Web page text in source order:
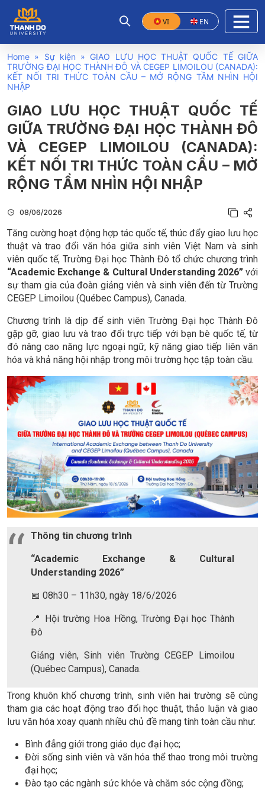
VI EN
Home » Sự kiện »GIAO LƯU HỌC THUẬT QUỐC TẾ GIỮA
TRƯỜNG ĐẠI HỌC THÀNH ĐÔ VÀ CEGEP LIMOILOU (CANADA):
KẾT NỐI TRI THỨC TOÀN CẦU – MỞ RỘNG TẦM NHÌN HỘI
NHẬP
GIAO LƯU HỌC THUẬT QUỐC TẾ
GIỮA TRƯỜNG ĐẠI HỌC THÀNH ĐÔ
VÀ CEGEP LIMOILOU (CANADA):
KẾT NỐI TRI THỨC TOÀN CẦU – MỞ
RỘNG TẦM NHÌN HỘI NHẬP
08/06/2026
Tăng cường hoạt động hợp tác quốc tế, thúc đẩy giao lưu học
thuật và trao đổi văn hóa giữa sinh viên Việt Nam và sinh
viên quốc tế, Trường Đại học Thành Đô tổ chức chương trình
“Academic Exchange & Cultural Understanding 2026”với
sự tham gia của đoàn giảng viên và sinh viên đến từ Trường
CEGEP Limoilou (Québec Campus), Canada.
Chương trình là dịp để sinh viên Trường Đại học Thành Đô
gặp gỡ, giao lưu và trao đổi trực tiếp với bạn bè quốc tế, từ
đó nâng cao năng lực ngoại ngữ, kỹ năng giao tiếp liên văn
hóa và khả năng hội nhập trong môi trường học tập toàn cầu.
Thông tin chương trình
“Academic Exchange & Cultural
Understanding 2026”
📅 08h30 – 11h30, ngày 18/6/2026
📍 Hội trường Hoa Hồng, Trường Đại học Thành
Đô
Giảng viên, Sinh viên Trường CEGEP Limoilou
(Québec Campus), Canada.
Trong khuôn khổ chương trình, sinh viên hai trường sẽ cùng
tham gia các hoạt động trao đổi học thuật, thảo luận và giao
lưu văn hóa xoay quanh nhiều chủ đề mang tính toàn cầu như:
Bình đẳng giới trong giáo dục đại học;
Đời sống sinh viên và văn hóa thể thao trong môi trường
đại học;
Đào tạo các ngành sức khỏe và chăm sóc cộng đồng;